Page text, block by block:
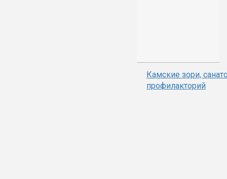
Камские зори,
профилакторий